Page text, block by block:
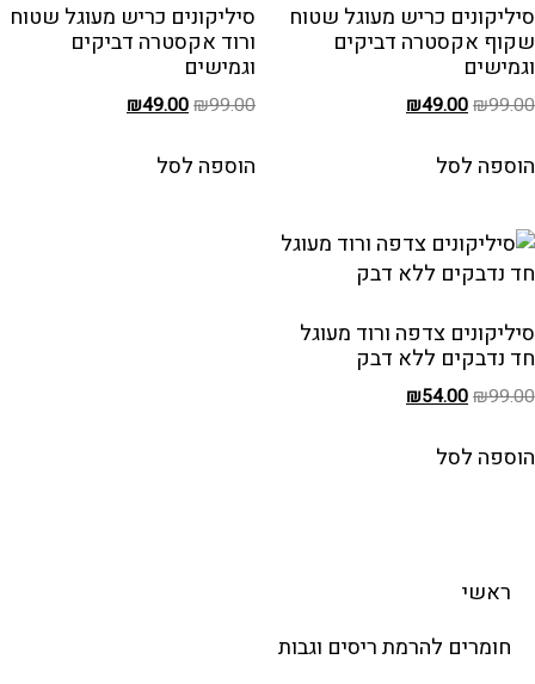
סיליקונים כריש מעוגל שטוח
שקוף אקסטרה דביקים
וגמישים
₪99.00
₪49.00
הוספה לסל
סיליקונים כריש מעוגל שטוח
ורוד אקסטרה דביקים
וגמישים
₪99.00
₪49.00
הוספה לסל
סיליקונים צדפה ורוד מעוגל
חד נדבקים ללא דבק
₪99.00
₪54.00
הוספה לסל
ראשי
חומרים להרמת ריסים וגבות